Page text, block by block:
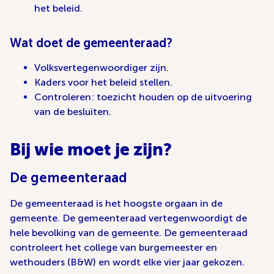
het beleid.
Wat doet de gemeenteraad?
Volksvertegenwoordiger zijn.
Kaders voor het beleid stellen.
Controleren: toezicht houden op de uitvoering
van de besluiten.
Bij wie moet je zijn?
De gemeenteraad
De gemeenteraad is het hoogste orgaan in de
gemeente. De gemeenteraad vertegenwoordigt de
hele bevolking van de gemeente. De gemeenteraad
controleert het college van burgemeester en
wethouders (B&W) en wordt elke vier jaar gekozen.